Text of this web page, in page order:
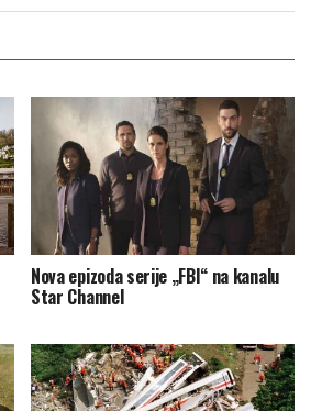
Nova epizoda serije „FBI“ na kanalu
Star Channel